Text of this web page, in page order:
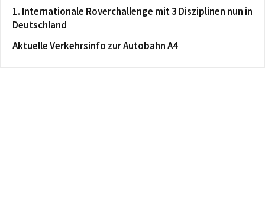
1. Internationale Roverchallenge mit 3 Disziplinen nun in
Deutschland
Aktuelle Verkehrsinfo zur Autobahn A4